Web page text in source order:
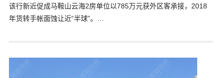
该行新近促成马鞍山云海2房单位以785万元获外区客承接，2018
年货转手帐面蚀让近“半球”。…